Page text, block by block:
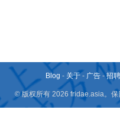
Blog - 关于 - 广告 -招
© 版权所有 2026 fridae.asia。